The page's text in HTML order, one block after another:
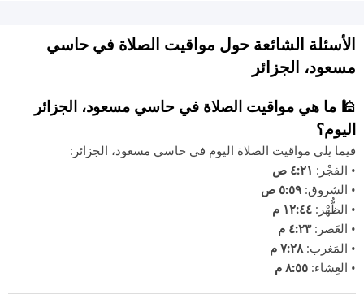
الأسئلة الشائعة حول مواقيت الصلاة في حاسي
مسعود، الجزائر
🕌 ما هي مواقيت الصلاة في حاسي مسعود، الجزائر
اليوم؟
فيما يلي مواقيت الصلاة اليوم في حاسي مسعود، الجزائر:
• الفجْر: ٤:٢١ ص
• الشروق: ٥:٥٩ ص
• الظُّهْر: ١٢:٤٤ م
• العَصر:٤:٢٣ م
• المَغرب:٧:٢٨ م
• العِشاء: ٨:٥٥ م